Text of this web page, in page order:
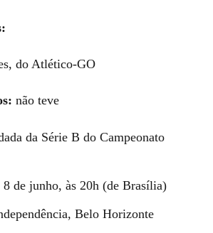
do Atlético-GO
não teve
da Série B do Campeonato
de junho, às 20h (de Brasília)
Belo Horizonte